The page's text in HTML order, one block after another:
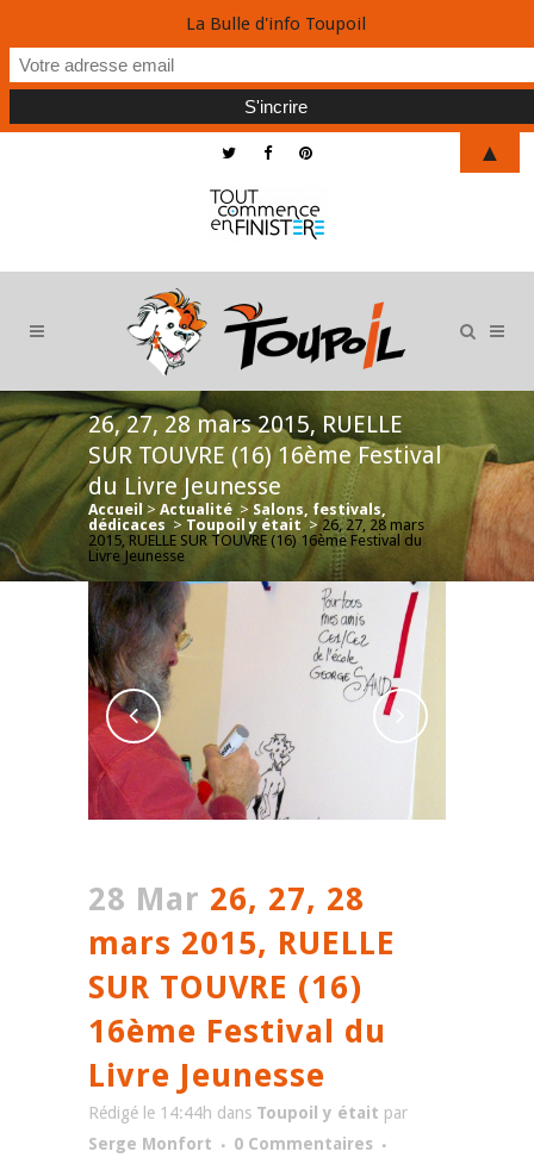
26, 27, 28 mars 2015, RUELLE
SUR TOUVRE (16) 16ème Festival
du Livre Jeunesse
Accueil > Actualité > Salons, festivals,
dédicaces > Toupoil y était > 26, 27, 28 mars
2015, RUELLE SUR TOUVRE (16) 16ème Festival du
Livre Jeunesse
28 Mar 26, 27, 28
mars 2015, RUELLE
SUR TOUVRE (16)
16ème Festival du
Livre Jeunesse
Rédigé le 14:44h dans Toupoil y était par
Serge Monfort
0 Commentaires
La Bulle d'info Toupoil
▲